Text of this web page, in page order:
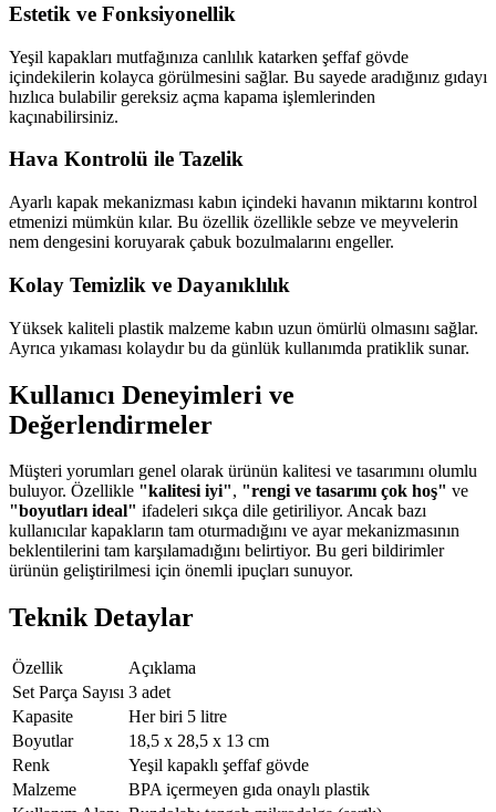
Estetik ve Fonksiyonellik
Yeşil kapakları mutfağınıza canlılık katarken şeffaf gövde
içindekilerin kolayca görülmesini sağlar. Bu sayede aradığınız gıdayı
hızlıca bulabilir gereksiz açma kapama işlemlerinden
kaçınabilirsiniz.
Hava Kontrolü ile Tazelik
Ayarlı kapak mekanizması kabın içindeki havanın miktarını kontrol
etmenizi mümkün kılar. Bu özellik özellikle sebze ve meyvelerin
nem dengesini koruyarak çabuk bozulmalarını engeller.
Kolay Temizlik ve Dayanıklılık
Yüksek kaliteli plastik malzeme kabın uzun ömürlü olmasını sağlar.
Ayrıca yıkaması kolaydır bu da günlük kullanımda pratiklik sunar.
Kullanıcı Deneyimleri ve
Değerlendirmeler
Müşteri yorumları genel olarak ürünün kalitesi ve tasarımını olumlu
buluyor. Özellikle "kalitesi iyi", "rengi ve tasarımı çok hoş" ve
"boyutları ideal" ifadeleri sıkça dile getiriliyor. Ancak bazı
kullanıcılar kapakların tam oturmadığını ve ayar mekanizmasının
beklentilerini tam karşılamadığını belirtiyor. Bu geri bildirimler
ürünün geliştirilmesi için önemli ipuçları sunuyor.
Teknik Detaylar
Özellik
Açıklama
Set Parça Sayısı 3 adet
Kapasite
Her biri 5 litre
Boyutlar
18,5 x 28,5 x 13 cm
Renk
Yeşil kapaklı şeffaf gövde
Malzeme
BPA içermeyen gıda onaylı plastik